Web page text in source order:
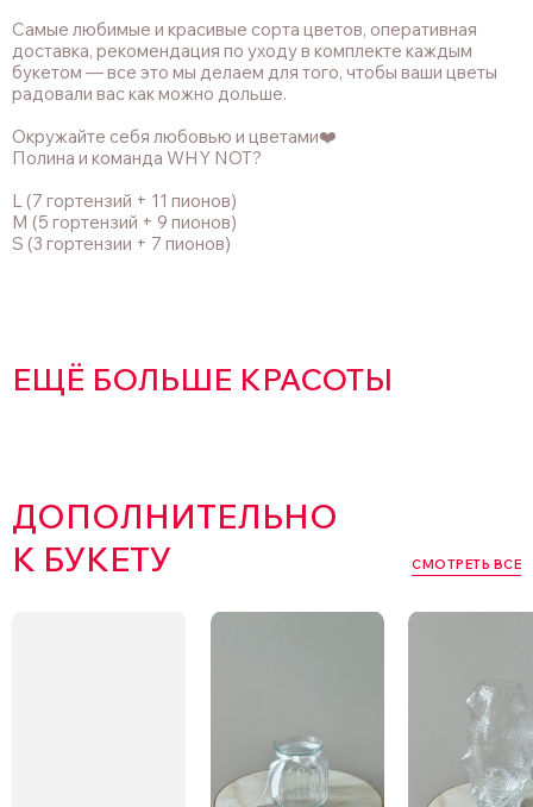
Самые любимые и красивые сорта цветов, оперативная
доставка, рекомендация по уходу в комплекте каждым
букетом — все это мы делаем для того, чтобы ваши цветы
радовали вас как можно дольше.
Окружайте себя любовью и цветами❤️
Полина и команда WHY NOT?
L (7 гортензий + 11 пионов)
M (5 гортензий + 9 пионов)
S (3 гортензии + 7 пионов)
ЕЩЁ БОЛЬШЕ КРАСОТЫ
ДОПОЛНИТЕЛЬНО
К БУКЕТУ
СМОТРЕТЬ ВСЕ